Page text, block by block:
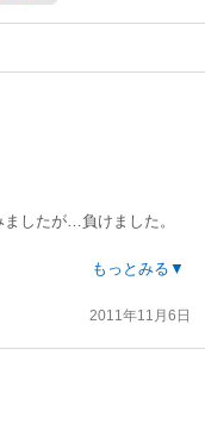
したが…負けました。
り上がりの場面も、薄っ
わるのかと、途中で読む
自分に合う描き方か判断
もっとみる▼
2011年11月6日